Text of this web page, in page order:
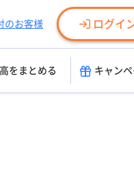
のお客様 ログイ
をまとめる キャン